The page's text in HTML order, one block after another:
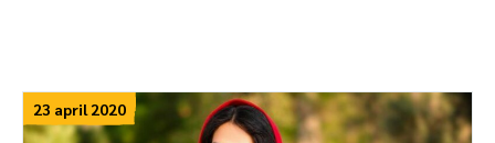
23 april 2020